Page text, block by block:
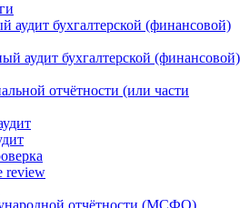
аудит бухгалтерской (финансовой)
аудит бухгалтерской (финансовой)
отчётности (или части
review
отчётности (МСФО)